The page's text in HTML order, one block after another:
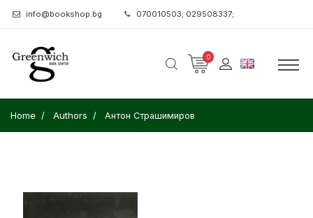
info@bookshop.bg 070010503; 029508337;
0
Home Authors Антон Страшимиров